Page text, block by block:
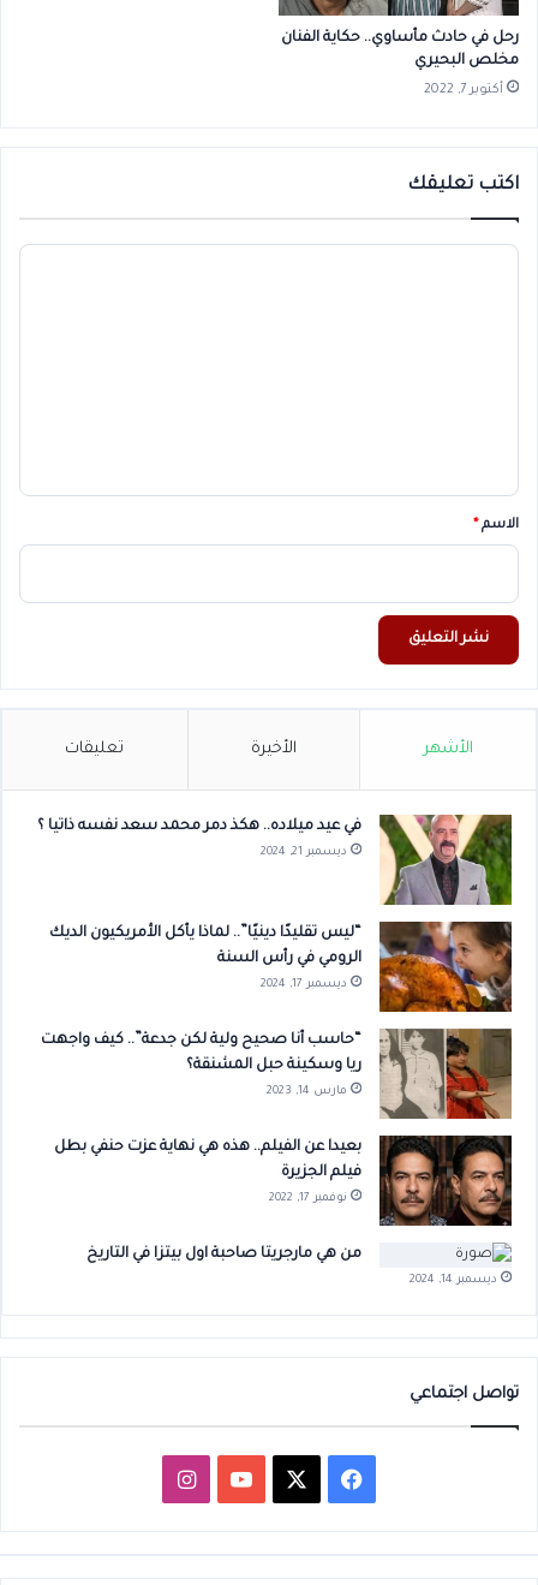
رحل في حادث مأساوي.. حكاية الفنان
مخلص البحيري
أكتوبر 7, 2022
اكتب تعليقك
*
الاسم *
الأشهر الأخيرة تعليقات
في عيد ميلاده.. هكذ دمر محمد سعد نفسه ذاتيا ؟
ديسمبر 21, 2024
“ليس تقليدًا دينيًا”.. لماذا يأكل الأمريكيون الديك
الرومي في رأس السنة
ديسمبر 17, 2024
“حاسب أنا صحيح ولية لكن جدعة”.. كيف واجهت
ريا وسكينة حبل المشنقة؟
مارس 14, 2023
بعيدا عن الفيلم.. هذه هي نهاية عزت حنفي بطل
فيلم الجزيرة
نوفمبر 17, 2022
من هي مارجريتا صاحبة اول بيتزا في التاريخ
ديسمبر 14, 2024
تواصل اجتماعي
فيسبوك ‫YouTubeانستقرام